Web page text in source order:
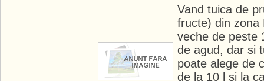
Vand tuica de
fructe) din zona
veche de peste
de agud, dar si
poate alege de
de la 10 l si la